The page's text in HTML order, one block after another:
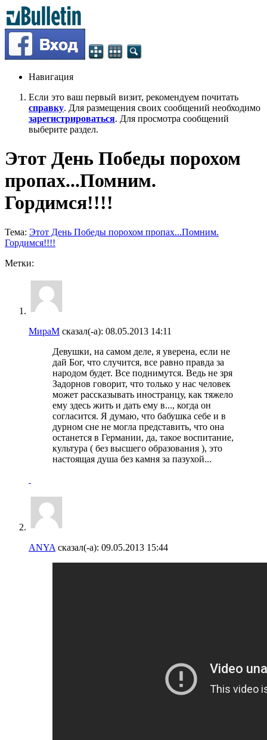
Навигация
Если это ваш первый визит, рекомендуем почитать
справку. Для размещения своих сообщений необходимо
зарегистрироваться. Для просмотра сообщений
выберите раздел.
Этот День Победы порохом
пропах...Помним.
Гордимся!!!!
Тема: Этот День Победы порохом пропах...Помним.
Гордимся!!!!
Метки:
МираМ сказал(-а): 08.05.2013 14:11
Девушки, на самом деле, я уверена, если не
дай Бог, что случится, все равно правда за
народом будет. Все поднимутся. Ведь не зря
Задорнов говорит, что только у нас человек
может рассказывать иностранцу, как тяжело
ему здесь жить и дать ему в..., когда он
согласится. Я думаю, что бабушка себе и в
дурном сне не могла представить, что она
останется в Германии, да, такое воспитание,
культура ( без высшего образования ), это
настоящая душа без камня за пазухой...
ANYA сказал(-а): 09.05.2013 15:44